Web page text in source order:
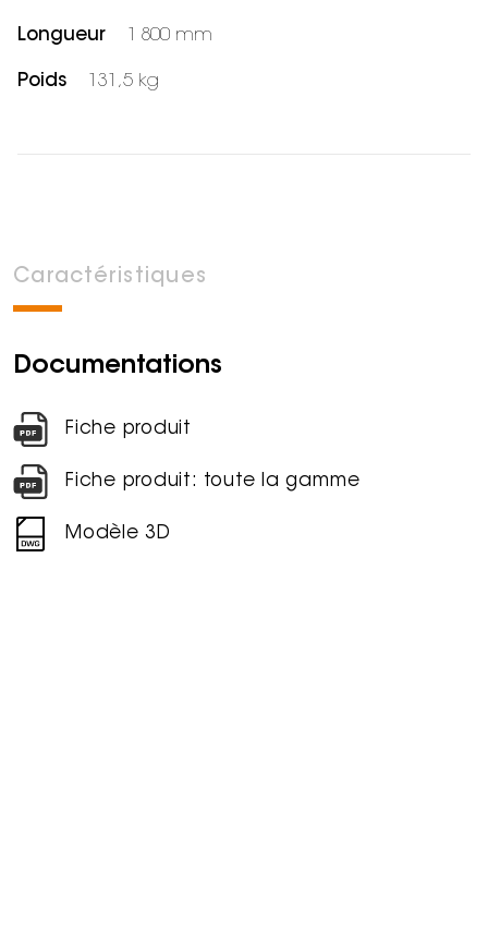
Longueur 1 800 mm
Poids 131,5 kg
Caractéristiques
Documentations
Fiche produit
Fiche produit: toute la gamme
Modèle 3D